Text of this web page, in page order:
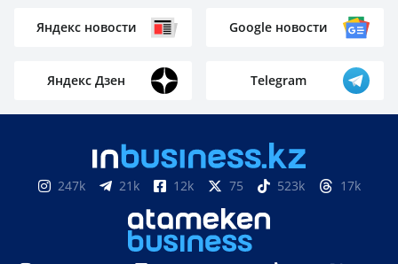
Яндекс новости Google новости
Яндекс Дзен Telegram
247k 21k 12k 75 523k 17k